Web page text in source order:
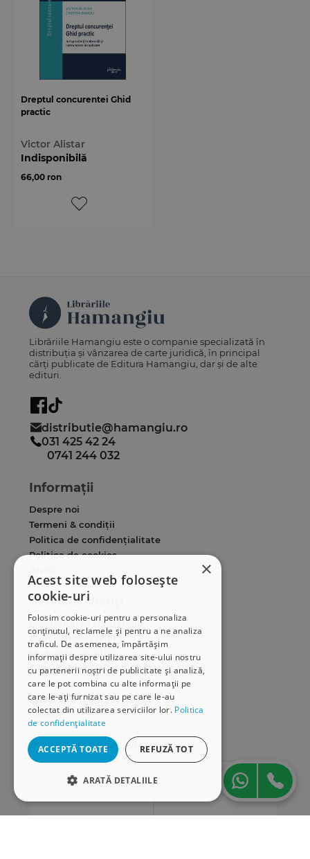
Dreptul concurentei Ghid
practic
Victor Alistar
Indisponibilă
66,00 ron
×
Acest site web folosește
cookie-uri
Folosim cookie-uri pentru a personaliza
conținutul, reclamele și pentru a ne analiza
traficul. De asemenea, împărtășim
informații despre utilizarea site-ului nostru
cu partenerii noștri de publicitate și analiză,
care le pot combina cu alte informații pe
care le-ați furnizat sau pe care le-au
colectat din utilizarea serviciilor lor. Politica
de confidențialitate
ACCEPTĂ TOATE REFUZĂ TOT
ARATĂ DETALIILE
Librăriile Hamangiu este o companie specializată în
distribuția și vânzarea de carte juridică, în principal
cărți publicate de Editura Hamangiu, dar și de alte
edituri.
distributie@hamangiu.ro
031 425 42 24
0741 244 032
Informații
Despre noi
Termeni & condiții
Politica de confidențialitate
Politica de cookies
Serviciu clienți
Comunitatea Hamangiu
Cum comand online
Modalități de plată
Livrarea produselor
SEAP/SICAP
Hartă site
Cariere
Abonare newsletter